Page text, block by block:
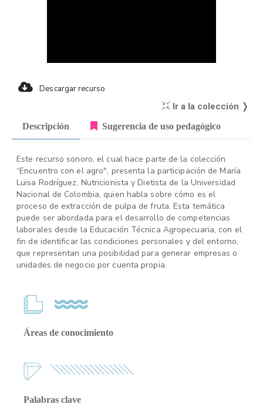
Descargar recurso
Ir a la colección ❭
Descripción Sugerencia de uso pedagógico
Este recurso sonoro, el cual hace parte de la colección
“Encuentro con el agro", presenta la participación de María
Luisa Rodríguez, Nutricionista y Dietista de la Universidad
Nacional de Colombia, quien habla sobre cómo es el
proceso de extracción de pulpa de fruta. Esta temática
puede ser abordada para el desarrollo de competencias
laborales desde la Educación Técnica Agropecuaria, con el
fin de identificar las condiciones personales y del entorno,
que representan una posibilidad para generar empresas o
unidades de negocio por cuenta propia.
Áreas de conocimiento
Palabras clave